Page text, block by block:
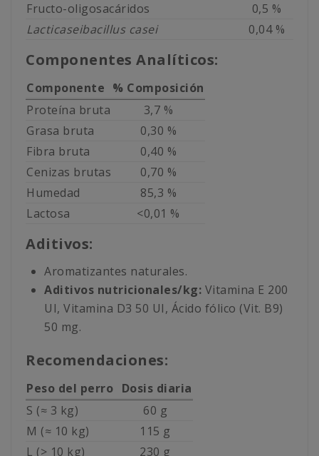
Fructo-oligosacáridos
0,5 %
Lacticaseibacillus casei
0,04 %
Componentes Analíticos:
Componente % Composición
Proteína bruta
3,7 %
Grasa bruta
0,30 %
Fibra bruta
0,40 %
Cenizas brutas
0,70 %
Humedad
85,3 %
Lactosa
<0,01 %
Aditivos:
Aromatizantes naturales.
Aditivos nutricionales/kg: Vitamina E 200
UI, Vitamina D3 50 UI, Ácido fólico (Vit. B9)
50 mg.
Recomendaciones:
Peso del perro Dosis diaria
S (≈ 3 kg)
60 g
M (≈ 10 kg)
115 g
L (> 10 kg)
230 g